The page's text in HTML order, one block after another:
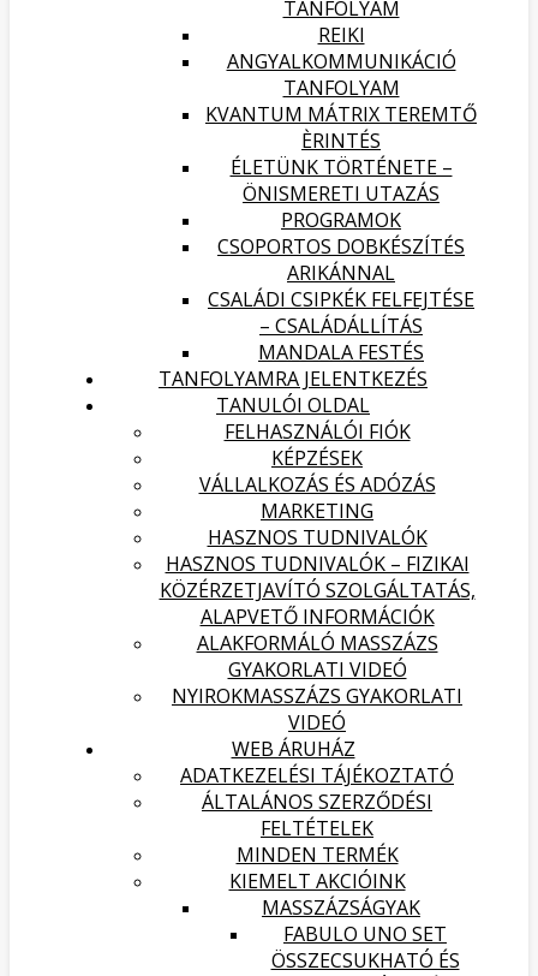
TANFOLYAM
REIKI
ANGYALKOMMUNIKÁCIÓ
TANFOLYAM
KVANTUM MÁTRIX TEREMTŐ
ÈRINTÉS
ÉLETÜNK TÖRTÉNETE –
ÖNISMERETI UTAZÁS
PROGRAMOK
CSOPORTOS DOBKÉSZÍTÉS
ARIKÁNNAL
CSALÁDI CSIPKÉK FELFEJTÉSE
– CSALÁDÁLLÍTÁS
MANDALA FESTÉS
TANFOLYAMRA JELENTKEZÉS
TANULÓI OLDAL
FELHASZNÁLÓI FIÓK
KÉPZÉSEK
VÁLLALKOZÁS ÉS ADÓZÁS
MARKETING
HASZNOS TUDNIVALÓK
HASZNOS TUDNIVALÓK – FIZIKAI
KÖZÉRZETJAVÍTÓ SZOLGÁLTATÁS,
ALAPVETŐ INFORMÁCIÓK
ALAKFORMÁLÓ MASSZÁZS
GYAKORLATI VIDEÓ
NYIROKMASSZÁZS GYAKORLATI
VIDEÓ
WEB ÁRUHÁZ
ADATKEZELÉSI TÁJÉKOZTATÓ
ÁLTALÁNOS SZERZŐDÉSI
FELTÉTELEK
MINDEN TERMÉK
KIEMELT AKCIÓINK
MASSZÁZSÁGYAK
FABULO UNO SET
ÖSSZECSUKHATÓ ÉS